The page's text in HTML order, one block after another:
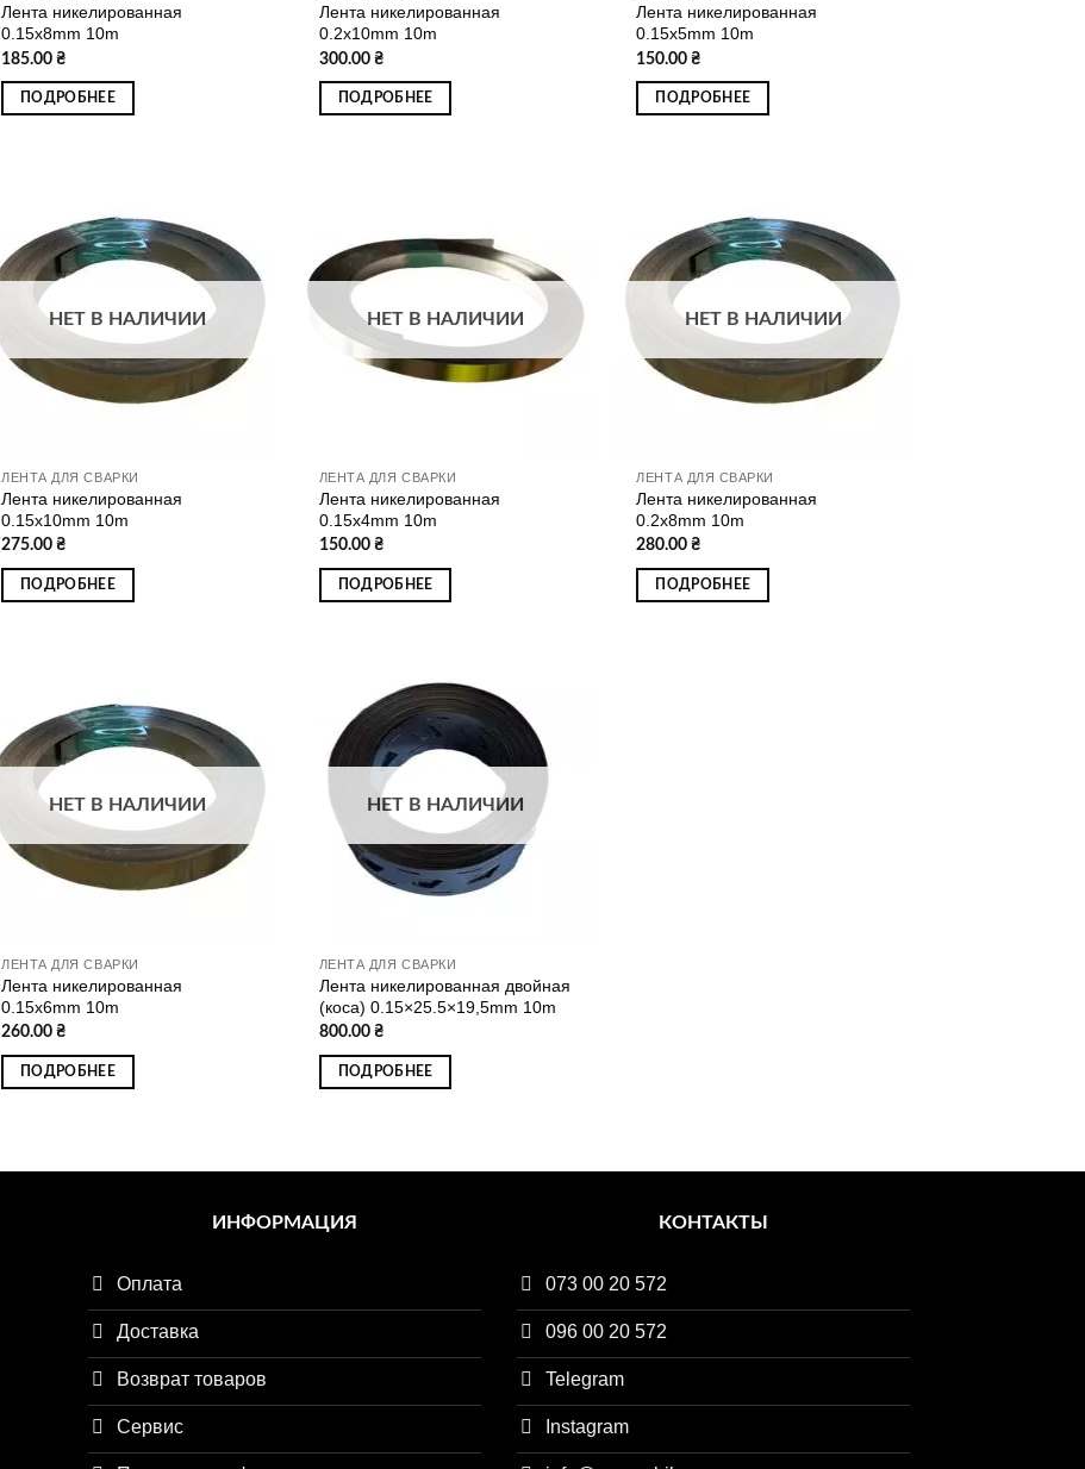
Лента никелированная
0.15х8mm 10m
185.00₴
ПОДРОБНЕЕ
Лента никелированная
0.2x10mm 10m
300.00 ₴
ПОДРОБНЕЕ
Лента никелированная
0.15x5mm 10m
150.00₴
ПОДРОБНЕЕ
до
списку
бажань
НЕТ В НАЛИЧИИ
ЛЕНТА ДЛЯ СВАРКИ
Лента никелированная
0.15x10mm 10m
275.00₴
ПОДРОБНЕЕ
списку
бажань
НЕТ В НАЛИЧИИ
ЛЕНТА ДЛЯ СВАРКИ
Лента никелированная
0.15x4mm 10m
150.00 ₴
ПОДРОБНЕЕ
до
списку
бажань
НЕТ В НАЛИЧИИ
ЛЕНТА ДЛЯ СВАРКИ
Лента никелированная
0.2x8mm 10m
280.00₴
ПОДРОБНЕЕ
до
списку
бажань
НЕТ В НАЛИЧИИ
ЛЕНТА ДЛЯ СВАРКИ
Лента никелированная
0.15х6mm 10m
260.00₴
ПОДРОБНЕЕ
Додати
списку
бажань
НЕТ В НАЛИЧИИ
ЛЕНТА ДЛЯ СВАРКИ
Лента никелированная двойная
(коса) 0.15×25.5×19,5mm 10m
800.00 ₴
ПОДРОБНЕЕ
ИНФОРМАЦИЯ
Оплата
Доставка
Возврат товаров
Сервис
КОНТАКТЫ
073 00 20 572
096 00 20 572
Telegram
Instagram